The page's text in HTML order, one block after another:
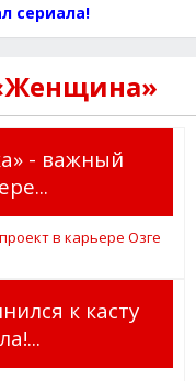
сериала!
- важный
к касту